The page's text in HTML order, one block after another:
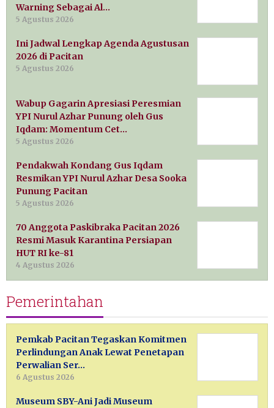
Warning Sebagai Al…
5 Agustus 2026
Ini Jadwal Lengkap Agenda Agustusan
2026 di Pacitan
5 Agustus 2026
Wabup Gagarin Apresiasi Peresmian
YPI Nurul Azhar Punung oleh Gus
Iqdam: Momentum Cet…
5 Agustus 2026
Pendakwah Kondang Gus Iqdam
Resmikan YPI Nurul Azhar Desa Sooka
Punung Pacitan
5 Agustus 2026
70 Anggota Paskibraka Pacitan 2026
Resmi Masuk Karantina Persiapan
HUT RI ke-81
4 Agustus 2026
Pemerintahan
Pemkab Pacitan Tegaskan Komitmen
Perlindungan Anak Lewat Penetapan
Perwalian Ser…
6 Agustus 2026
Museum SBY-Ani Jadi Museum